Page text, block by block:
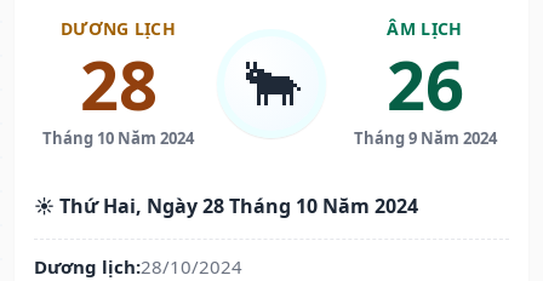
DƯƠNG LỊCH
28
Tháng 10 Năm 2024
🐂
ÂM LỊCH
26
Tháng 9 Năm 2024
☀️ Thứ Hai, Ngày 28 Tháng 10 Năm 2024
Dương lịch:28/10/2024